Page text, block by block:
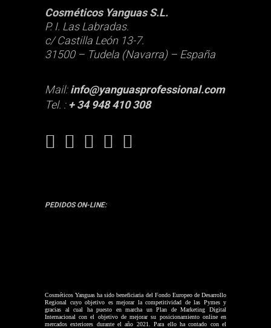
Cosméticos Yanguas S.L.
P. I. Las Labradas.
c/ Castilla León 13-7.
31500 – Tudela (Navarra) – España
Mail:info@yanguasprofessional.com
Tel. :+ 34 948 410 308
PEDIDOS ON-LINE:
Cosméticos Yanguas ha sido beneficiaria del Fondo Europeo de Desarrollo
Regional cuyo objetivo es mejorar la competitividad de las Pymes y
gracias al cual ha puesto en marcha un Plan de Marketing Digital
Internacional con el objetivo de mejorar su posicionamiento online en
mercados exteriores durante el año 2021. Para ello ha contado con el